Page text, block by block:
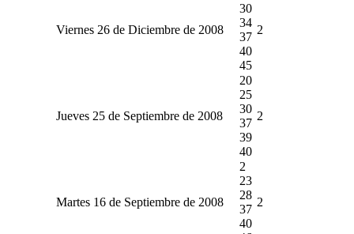
Viernes 26 de Diciembre de 2008
30
34
37
40
45
2
Jueves 25 de Septiembre de 2008
20
25
30
37
39
40
2
Martes 16 de Septiembre de 2008
2
23
28
37
40
2